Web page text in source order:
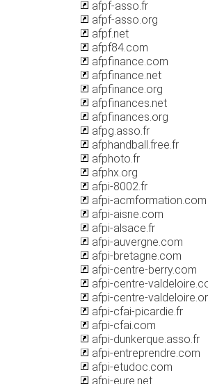
afpf-asso.fr
afpf-asso.org
afpf.net
afpf84.com
afpfinance.com
afpfinance.net
afpfinance.org
afpfinances.net
afpfinances.org
afpg.asso.fr
afphandball.free.fr
afphoto.fr
afphx.org
afpi-8002.fr
afpi-acmformation.com
afpi-aisne.com
afpi-alsace.fr
afpi-auvergne.com
afpi-bretagne.com
afpi-centre-berry.com
afpi-centre-
afpi-centre-
afpi-cfai-picardie.fr
afpi-cfai.com
afpi-dunkerque.asso.fr
afpi-entreprendre.com
afpi-etudoc.com
afpi-eure.net